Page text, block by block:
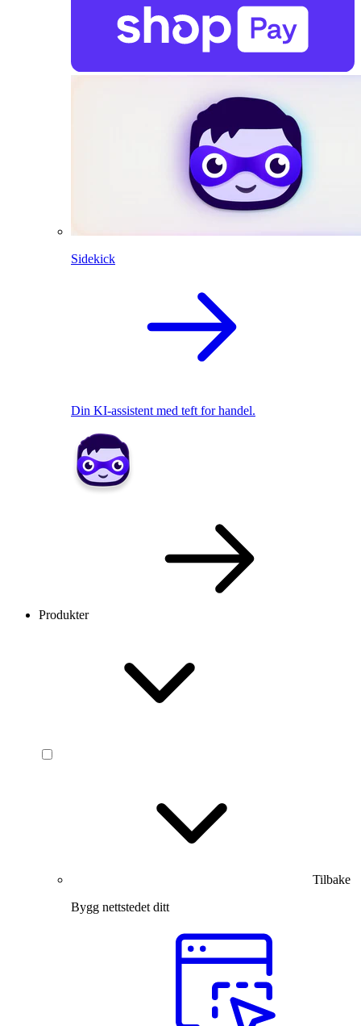
Sidekick
Din KI-assistent med teft for handel.
Produkter
Tilbake
Bygg nettstedet ditt